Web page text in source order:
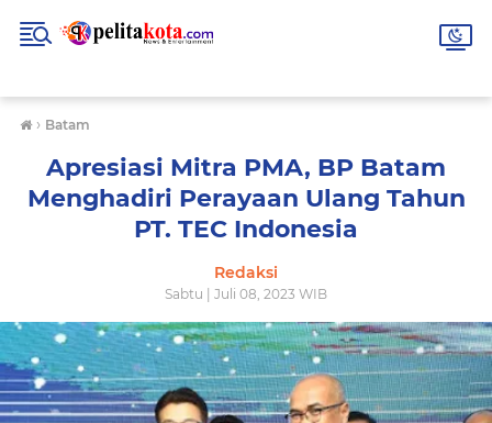
› Batam
Apresiasi Mitra PMA, BP Batam
Menghadiri Perayaan Ulang Tahun
PT. TEC Indonesia
Redaksi
Sabtu | Juli 08, 2023 WIB